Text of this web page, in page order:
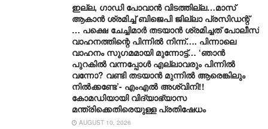
ഇല്ല, ​ഗാഡി പോവാൻ വിടത്തില്ല…മാസ്
ആകാൻ ശ്രമിച്ച് ബിജെപി ജില്ലാ പ്രസിഡന്റ്
… പക്ഷെ ചേച്ചിമാർ തടയാൻ ശ്രമിച്ചത് പോലീസ്
വാഹനത്തിന്റെ പിന്നിൽ നിന്ന്…. പിന്നാലെ
വാഹനം സു​ഗമമായി മുന്നോട്ട്… ‘ഞാൻ
പുറകിൽ വന്നപ്പോൾ എല്ലാവരും പിന്നിൽ
വന്നോ? വണ്ടി തടയാൻ മുന്നിൽ ആരെങ്കിലും
നിൽക്കണ്ടേ’- എംഎൽ അശ്വിനി!!
കോമഡിയായി വിദ്യാഭ്യാസ
മന്ത്രിക്കെതിരെയുള്ള പ്രതിഷേധം
AUGUST 10, 2026